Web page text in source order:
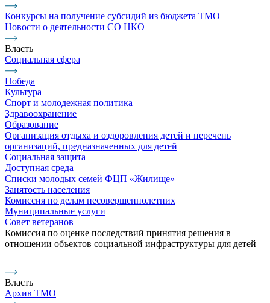
Конкурсы на получение субсидий из бюджета ТМО
Новости о деятельности СО НКО
Власть
Социальная сфера
Победа
Культура
Спорт и молодежная политика
Здравоохранение
Образование
Организация отдыха и оздоровления детей и перечень
организаций, предназначенных для детей
Социальная защита
Доступная среда
Списки молодых семей ФЦП «Жилище»
Занятость населения
Комиссия по делам несовершеннолетних
Муниципальные услуги
Совет ветеранов
Комиссия по оценке последствий принятия решения в
отношении объектов социальной инфраструктуры для детей
Власть
Архив ТМО